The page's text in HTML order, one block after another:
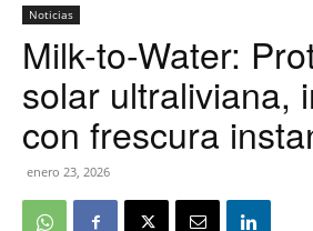
Noticias
Milk-to-Water:
solar ultraliviana,
con frescura
enero 23, 2026